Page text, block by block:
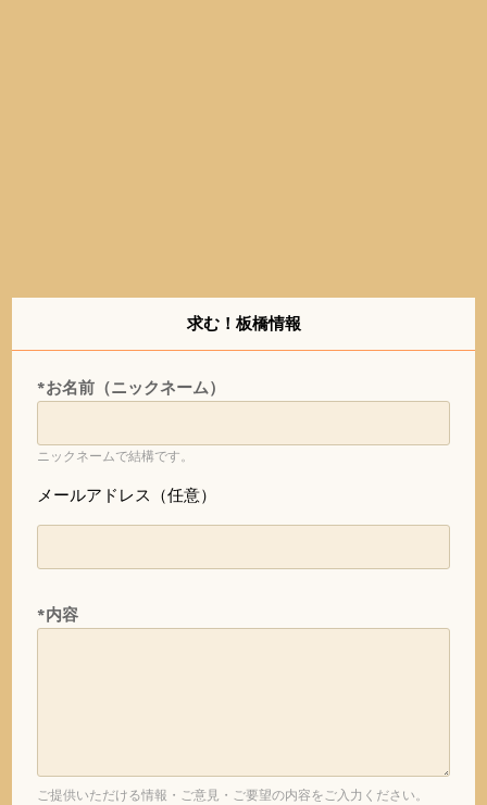
求む！板橋情報
*お名前（ニックネーム）
ニックネームで結構です。
メールアドレス（任意）
*内容
ご提供いただける情報・ご意見・ご要望の内容をご入力ください。